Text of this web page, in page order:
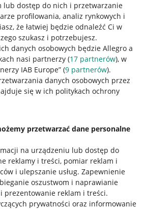
lub dostęp do nich i przetwarzanie
profilowania, analiz rynkowych i
że łatwiej będzie odnaleźć Ci w
szukasz i potrzebujesz.
danych osobowych będzie Allegro a
nasi partnerzy (17 partnerów), w
IAB Europe” (9 partnerów).
danych osobowych przez
się w ich politykach ochrony
przetwarzać dane personalne
na urządzeniu lub dostęp do
reklamy i treści, pomiar reklam i
i ulepszanie usług. Zapewnienie
oszustwom i naprawianie
prezentowanie reklam i treści.
prywatności oraz informowanie